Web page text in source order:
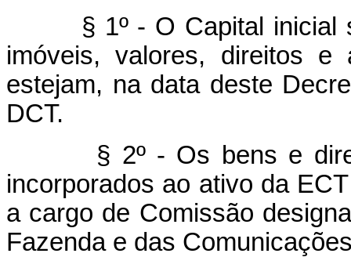
§ 1º - O Capital inicial
imóveis, valores, direitos e
estejam, na data deste
DCT.
§ 2º - Os bens e
incorporados ao ativo da
a cargo de Comissão
Fazenda e das